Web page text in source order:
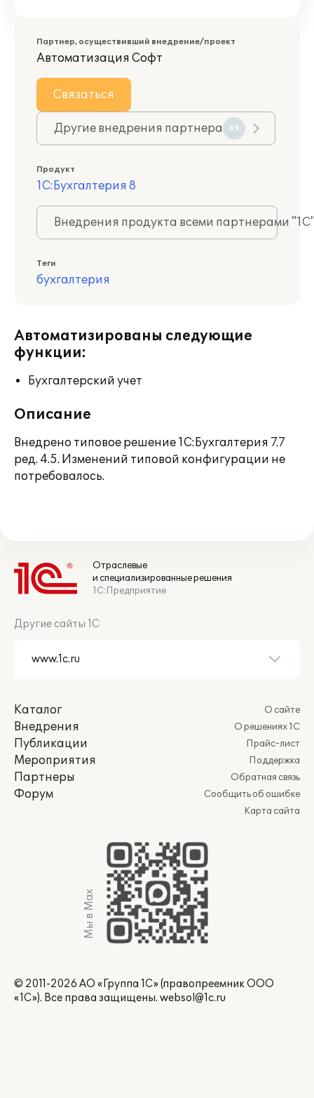
Партнер, осуществивший внедрение/проект
Автоматизация Софт
Связаться
Другие внедрения партнера 69
Продукт
1С:Бухгалтерия 8
Внедрения продукта всеми партнерами
Теги
бухгалтерия
Автоматизированы следующие
функции:
Бухгалтерский учет
Описание
Внедрено типовое решение 1С:Бухгалтерия 7.7
ред. 4.5. Изменений типовой конфигурации не
потребовалось.
Отраслевые
и специализированные решения
1С:Предприятие
Другие сайты 1С
Каталог
Внедрения
Публикации
Мероприятия
Партнеры
Форум
О сайте
О решениях 1С
Прайс-лист
Поддержка
Обратная связь
Сообщить об ошибке
Карта сайта
Мы в Max
© 2011-2026 АО «Группа 1С» (правопреемник ООО
«1С»). Все права защищены. websol@1c.ru